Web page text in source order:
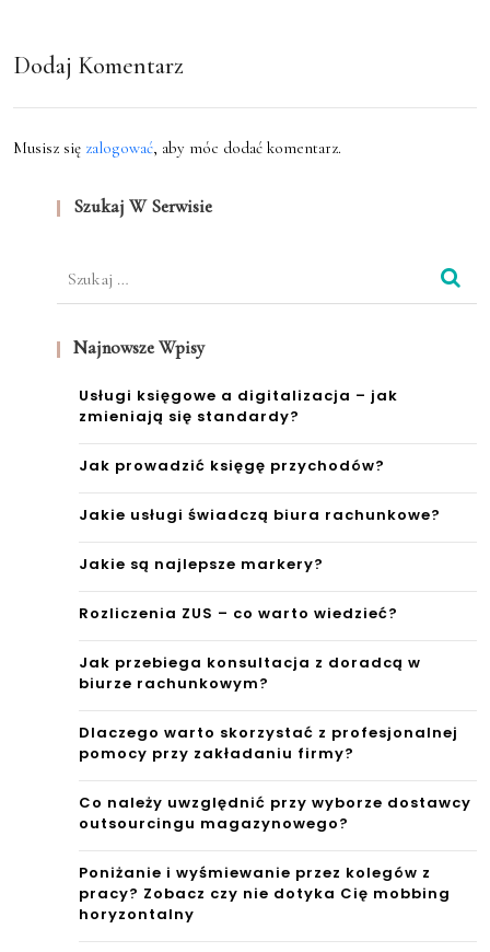
Dodaj Komentarz
Musisz się zalogować, aby móc dodać komentarz.
Szukaj W Serwisie
Szukaj:
Najnowsze Wpisy
Usługi księgowe a digitalizacja – jak
zmieniają się standardy?
Jak prowadzić księgę przychodów?
Jakie usługi świadczą biura rachunkowe?
Jakie są najlepsze markery?
Rozliczenia ZUS – co warto wiedzieć?
Jak przebiega konsultacja z doradcą w
biurze rachunkowym?
Dlaczego warto skorzystać z profesjonalnej
pomocy przy zakładaniu firmy?
Co należy uwzględnić przy wyborze dostawcy
outsourcingu magazynowego?
Poniżanie i wyśmiewanie przez kolegów z
pracy? Zobacz czy nie dotyka Cię mobbing
horyzontalny